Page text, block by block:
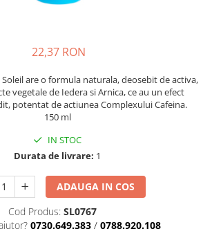
22,37 RON
are o formula naturala, deosebit de activa,
vegetale de Iedera si Arnica, ce au un efect
potentat de actiunea Complexului Cafeina.
150 ml
IN STOC
Durata de livrare: 1
ADAUGA IN COS
Cod Produs: SL0767
0730.649.383 / 0788.920.108